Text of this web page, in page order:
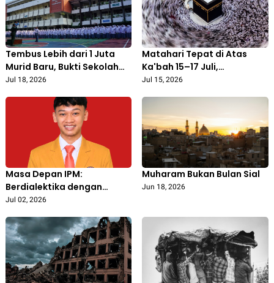
Tembus Lebih dari 1 Juta
Murid Baru, Bukti Sekolah
Muhammadiyah Kian
Jul 18, 2026
Matahari Tepat di Atas
Ka'bah 15–17 Juli,
Momentum Tepat
Jul 15, 2026
Masa Depan IPM:
Berdialektika dengan
Zaman Tanpa Kehilangan
Jul 02, 2026
Muharam Bukan Bulan Sial
Jun 18, 2026